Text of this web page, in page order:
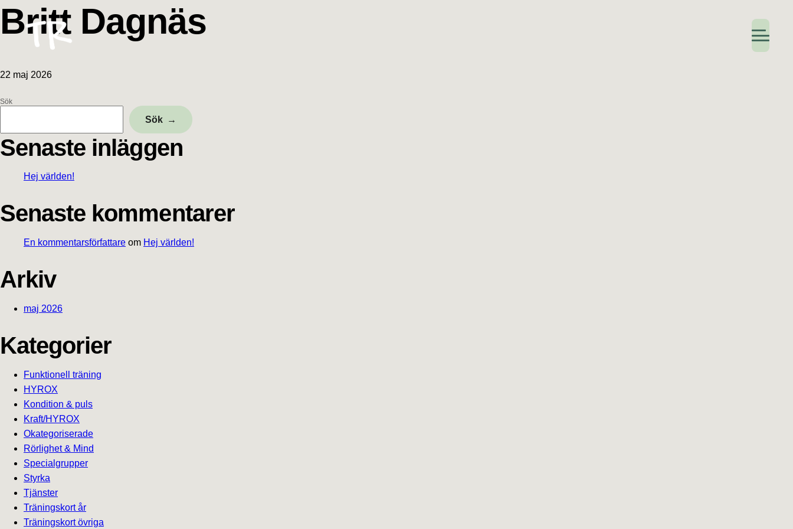
till
huvudnavigering
till
huvudinnehåll
till
det
primära
sidofältet
till
sidfot
Britt Dagnäs
22 maj 2026
Primärt
sidofält
Sök
Sök
Senaste inläggen
Hej världen!
Senaste kommentarer
En kommentarsförfattare om Hej världen!
Arkiv
maj 2026
Kategorier
Funktionell träning
HYROX
Kondition & puls
Kraft/HYROX
Okategoriserade
Rörlighet & Mind
Specialgrupper
Styrka
Tjänster
Träningskort år
Träningskort övriga